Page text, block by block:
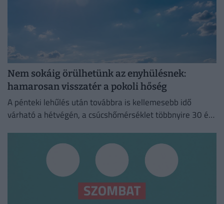
Nem sokáig örülhetünk az enyhülésnek:
hamarosan visszatér a pokoli hőség
A pénteki lehűlés után továbbra is kellemesebb idő
várható a hétvégén, a csúcshőmérséklet többnyire 30 és